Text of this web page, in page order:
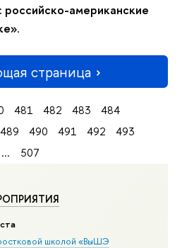
школой «ВыШЭ
американские
.
страница
481 482 483
484
489 490 491 492
493
... 507